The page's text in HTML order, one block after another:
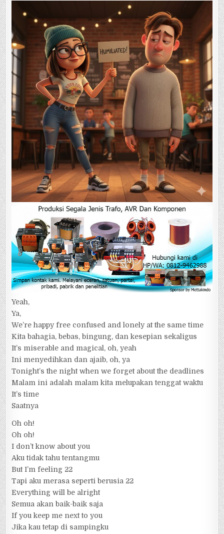
Yeah,
Ya,
We’re happy free confused and lonely at the same time
Kita bahagia, bebas, bingung, dan kesepian sekaligus
It’s miserable and magical, oh, yeah
Ini menyedihkan dan ajaib, oh, ya
Tonight’s the night when we forget about the deadlines
Malam ini adalah malam kita melupakan tenggat waktu
It’s time
Saatnya
Oh oh!
Oh oh!
I don’t know about you
Aku tidak tahu tentangmu
But I’m feeling 22
Tapi aku merasa seperti berusia 22
Everything will be alright
Semua akan baik-baik saja
If you keep me next to you
Jika kau tetap di sampingku